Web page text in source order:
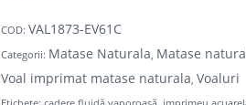
COD:VAL1873-EV61C
Categorii: Matase Naturala Matase
Voal imprimat matase naturala ,Voaluri